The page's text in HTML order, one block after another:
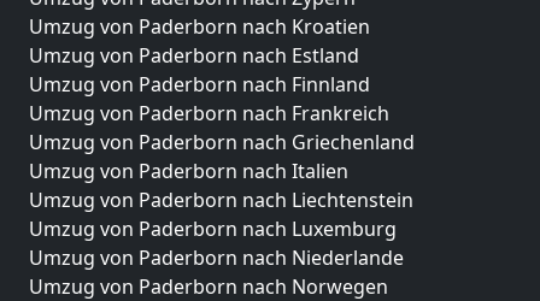
Umzug von Paderborn nach Kroatien
Umzug von Paderborn nach Estland
Umzug von Paderborn nach Finnland
Umzug von Paderborn nach Frankreich
Umzug von Paderborn nach Griechenland
Umzug von Paderborn nach Italien
Umzug von Paderborn nach Liechtenstein
Umzug von Paderborn nach Luxemburg
Umzug von Paderborn nach Niederlande
Umzug von Paderborn nach Norwegen